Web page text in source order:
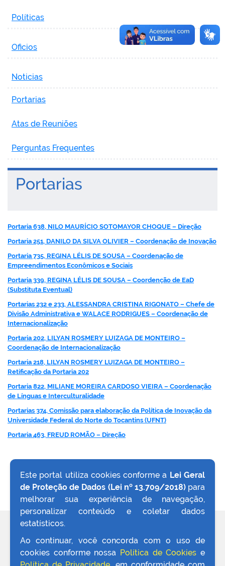
portal
Políticas
Oficios
Noticias
Portarias
Atas de Reuniões
Perguntas Frequentes
Portarias
Portaria 638, NILO MAURÍCIO SOTOMAYOR CHOQUE – Direção
Portaria 251, DANILO DA SILVA OLIVIER – Coordenação de Inovação
Portaria 735, REGINA LÉLIS DE SOUSA – Coordenação de
Empreendimentos Econômicos e Sociais
Portaria 339, REGINA LÉLIS DE SOUSA – Coordenção de EaD
(Substituta Eventual)
Portarias 232 e 233, ALESSANDRA CRISTINA RIGONATO – Chefe de
Divisão Administrativa e WALACE RODRIGUES – Coordenação de
Internacionalização
Portaria 202, LILYAN ROSMERY LUIZAGA DE MONTEIRO –
Coordenação de Internacionalização
Portaria 218, LILYAN ROSMERY LUIZAGA DE MONTEIRO –
Retificação da Portaria 202
Portaria 822, MILIANE MOREIRA CARDOSO VIEIRA – Coordenação
de Línguas e Interculturalidade
Portarias 374, Comissão para elaboração da Política de Inovação da
Universidade Federal do Norte do Tocantins (UFNT)
Portaria 463, FREUD ROMÃO – Direção
VOLTAR AO TOPO
Este portal utiliza cookies conforme a Lei Geral
de Proteção de Dados (Lei nº 13.709/2018)para
melhorar sua experiência de navegação,
personalizar conteúdo e coletar dados
estatísticos.
Ao continuar, você concorda com o uso de
cookies conforme nossa Política de Cookies e